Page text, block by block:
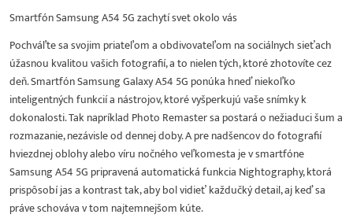
Smartfón Samsung A54 5G zachytí svet okolo vás
Pochváľte sa svojim priateľom a obdivovateľom na sociálnych sieťach
úžasnou kvalitou vašich fotografií, a to nielen tých, ktoré zhotovíte cez
deň. Smartfón Samsung Galaxy A54 5G ponúka hneď niekoľko
inteligentných funkcií a nástrojov, ktoré vyšperkujú vaše snímky k
dokonalosti. Tak napríklad Photo Remaster sa postará o nežiaduci šum a
rozmazanie, nezávisle od dennej doby. A pre nadšencov do fotografií
hviezdnej oblohy alebo víru nočného veľkomesta je v smartfóne
Samsung A54 5G pripravená automatická funkcia Nightography, ktorá
prispôsobí jas a kontrast tak, aby bol vidieť každučký detail, aj keď sa
práve schováva v tom najtemnejšom kúte.